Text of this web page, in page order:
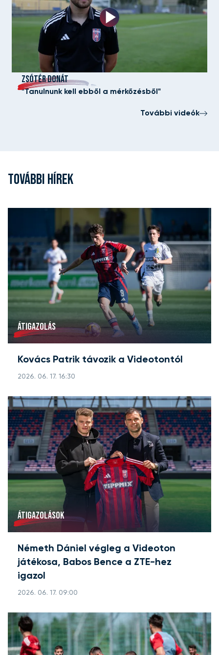
ZSÓTÉR DONÁT
"Tanulnunk kell ebből a mérkőzésből"
További videók
TOVÁBBI HÍREK
ÁTIGAZOLÁS
Kovács Patrik távozik a Videotontól
2026. 06. 17. 16:30
ÁTIGAZOLÁSOK
Németh Dániel végleg a Videoton
játékosa, Babos Bence a ZTE-hez
igazol
2026. 06. 17. 09:00